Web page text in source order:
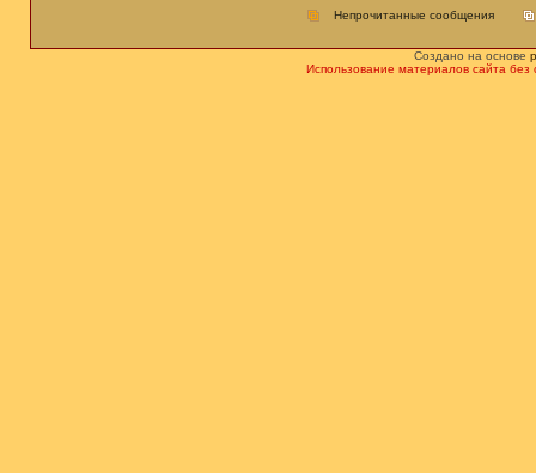
Непрочитанные сообщения
Создано на основе
Использование материалов сайта